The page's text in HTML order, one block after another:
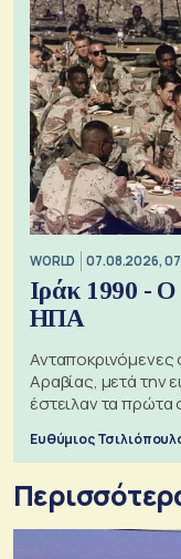
WORLD 07.08.2026,
Ιράκ 1990 - Ο
ΗΠΑ
Ανταποκρινόμενες
Αραβίας, μετά την
έστειλαν τα
Ευθύμιος